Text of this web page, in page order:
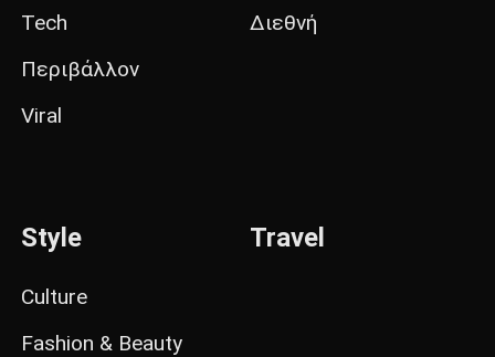
Tech
Περιβάλλον
Viral
Διεθνή
Style
Culture
Fashion & Beauty
Travel